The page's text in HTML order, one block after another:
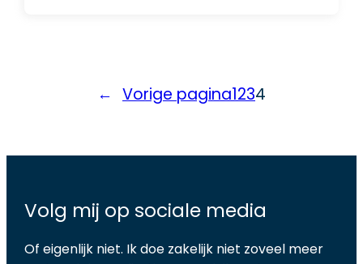
← Vorige pagina1234
Volg mij op sociale media
Of eigenlijk niet. Ik doe zakelijk niet zoveel meer